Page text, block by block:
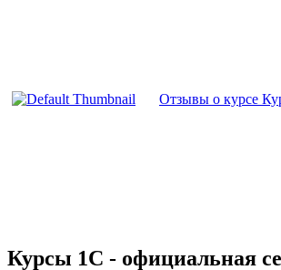
Отзывы о курсе
Курсы 1С - официальная